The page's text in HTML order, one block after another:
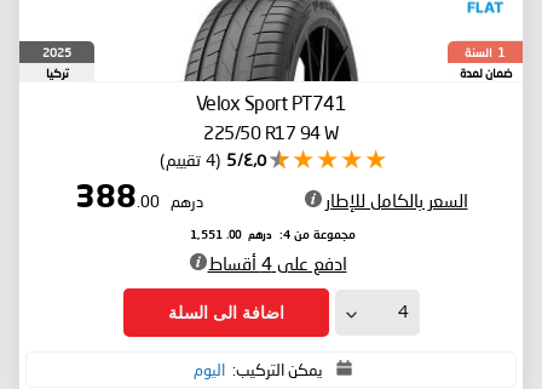
1 السنة
ضمان لمدة
2025
تركيا
Velox Sport PT741
225/50 R17 94 W
٤٫٥/5 (4 تقييم)
السعر بالكامل للإطار درهم 388
.00
مجموعة من 4: درهم 1,551
.00
ادفع على 4 أقساط
اضافة الى السلة
يمكن التركيب: اليوم